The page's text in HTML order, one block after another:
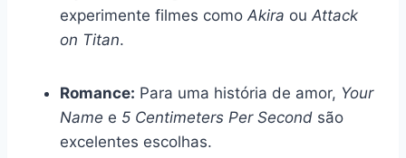
experimente filmes como Akira ou Attack
on Titan.
Romance: Para uma história de amor, Your
Name e 5 Centimeters Per Second são
excelentes escolhas.